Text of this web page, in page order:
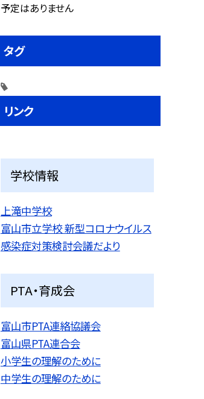
予定はありません
タグ
リンク
学校情報
上滝中学校
富山市立学校 新型コロナウイルス
感染症対策検討会議だより
PTA・育成会
富山市PTA連絡協議会
富山県PTA連合会
小学生の理解のために
中学生の理解のために